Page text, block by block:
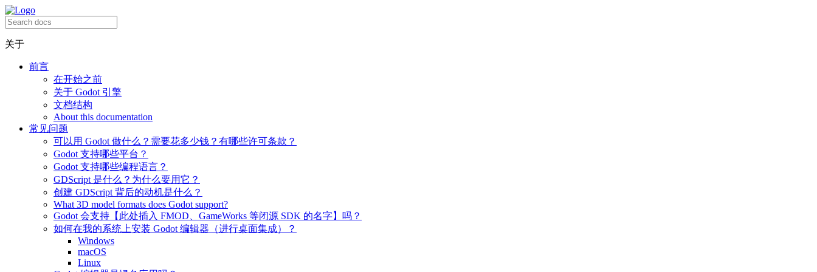
关于
前言
在开始之前
关于 Godot 引擎
文档结构
About this documentation
常见问题
可以用 Godot 做什么？需要花多少钱？有哪些许可条款？
Godot 支持哪些平台？
Godot 支持哪些编程语言？
GDScript 是什么？为什么要用它？
创建 GDScript 背后的动机是什么？
What 3D model formats does Godot support?
Godot 会支持【此处插入 FMOD、GameWorks 等闭源 SDK 的名字】吗？
如何在我的系统上安装 Godot 编辑器（进行桌面集成）？
Windows
macOS
Linux